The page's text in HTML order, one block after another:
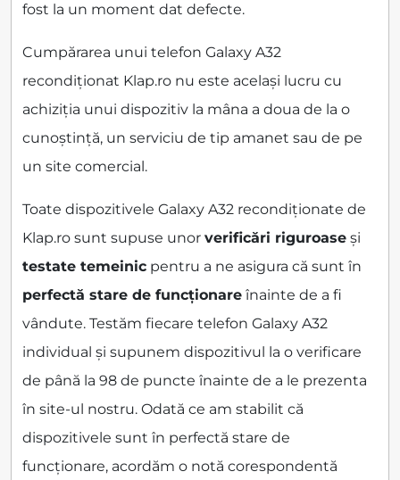
fost la un moment dat defecte.
Cumpărarea unui telefon Galaxy A32
recondiționat Klap.ro nu este același lucru cu
achiziția unui dispozitiv la mâna a doua de la o
cunoștință, un serviciu de tip amanet sau de pe
un site comercial.
Toate dispozitivele Galaxy A32 recondiționate de
Klap.ro sunt supuse unor verificări riguroase și
testate temeinic pentru a ne asigura că sunt în
perfectă stare de funcționare înainte de a fi
vândute. Testăm fiecare telefon Galaxy A32
individual și supunem dispozitivul la o verificare
de până la 98 de puncte înainte de a le prezenta
în site-ul nostru. Odată ce am stabilit că
dispozitivele sunt în perfectă stare de
funcționare, acordăm o notă corespondentă